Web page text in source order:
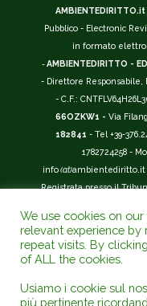
AMBIENTEDIRITTO.it
Pubblico - Electronic
in formato
-AMBIENTEDIRITTO -
- Direttore Responsabile,
- C.F.:
66OZKW1 - Via
182841 - Tel +39-
1782724258 -
info(at)ambientediritto.it
Registrata presso il
La Rivista Giuridica
riconosciuta ed inserita
Universitario e della Ricerca
We use cookies on
relevant experience by
repeat visits. By
of ALL the cookies.
Usiamo i cookie sul
più pertinente